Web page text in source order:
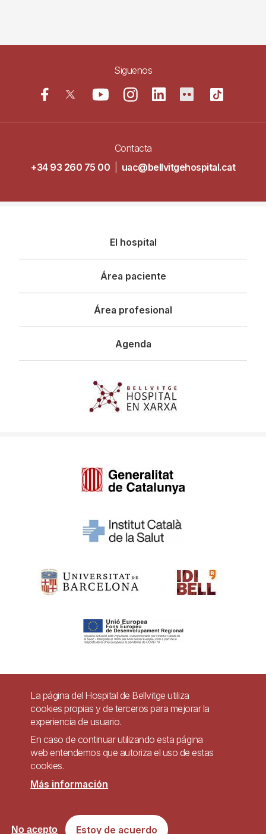
Siguenos
Contacta
+34 93 260 75 00
uac@bellvitgehospital.cat
principal
El hospital
Área paciente
Área profesional
Agenda
Pie
página
Contacto
Accesibilidad
Política de Privacidad de Sistemas de Videovigilancia
Sitio web accesible de conformidad con el Real Decreto 1112/2018, de 7 de
septiembre, sobre accesibilidad de los sitios web y aplicaciones para
La página del Hospital de Bellvitge utiliza
cookies propias y de terceros para mejorar la
experiencia de usuario.
En caso de continuar utilizando esta página
web entendemos que autoriza el uso de estas
cookies.
Más información
Estoy de acuerdo
No acepto